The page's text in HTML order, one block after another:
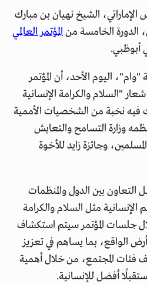
الإماراتي، الشيخ نهيان بن مبارك
الدورة الخامسة منالمؤتمر العالمي
أبوظبي.
"وام"، اليوم الأحد، أن المؤتمر
"السلام والكرامة الإنسانية
فيه نخبة من الشخصيات الأممية
وزارة التسامح والتعايش
وجائزة زايد للأخوة
التعاون بين الدول والمنظمات
الإنسانية مثل السلام والكرامة
جلسات المؤتمر سيتم استكشاف
الواقع، بما يساهم في تعزيز
فئات المجتمع، من خلال أهمية
أفضل للإنسانية.